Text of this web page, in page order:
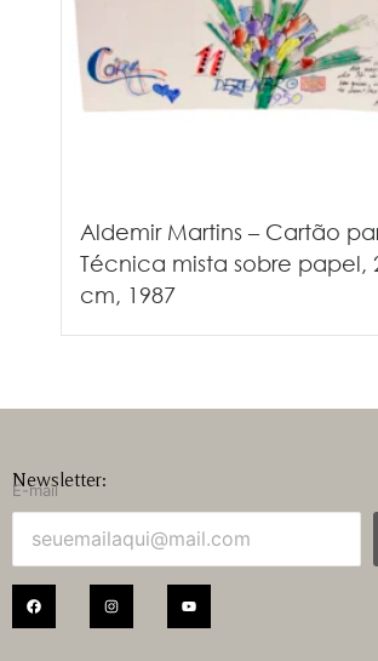
Aldemir Martins – Cartão
Técnica mista sobre papel,
cm, 1987
Newsletter:
E-mail